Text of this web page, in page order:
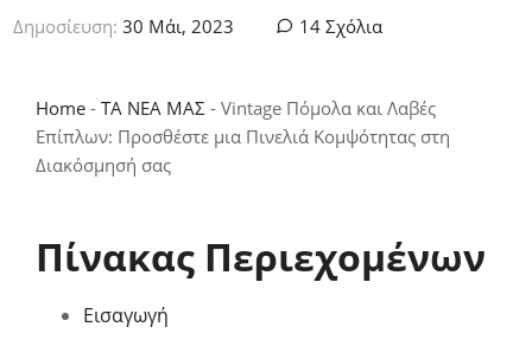
Δημοσίευση:30 Μάι, 2023 14 Σχόλια
Home - ΤΑ ΝΕΑ ΜΑΣ - Vintage Πόμολα και Λαβές
Επίπλων: Προσθέστε μια Πινελιά Κομψότητας στη
Διακόσμησή σας
Πίνακας Περιεχομένων
Εισαγωγή